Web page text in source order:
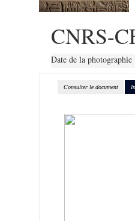
CNRS-
Date de la photographie
Consulter le document